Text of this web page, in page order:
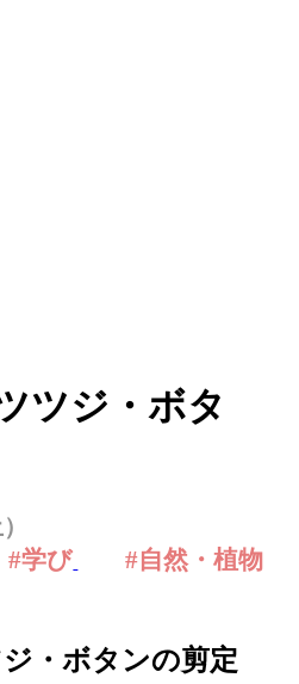
ツジ・ボタ
#学び #自然・植物
ジ・ボタンの剪定